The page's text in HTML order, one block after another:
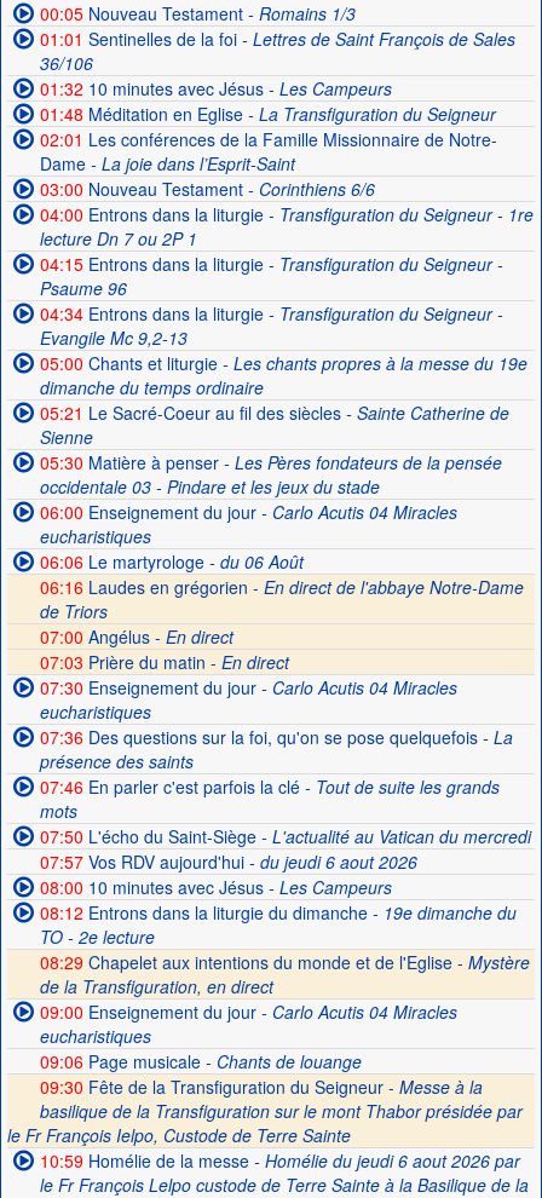
00:05Nouveau Testament- Romains 1/3
01:01 Sentinelles de la foi- Lettres de Saint François de Sales
36/106
01:32 10 minutes avec Jésus- Les Campeurs
01:48 Méditation en Eglise- La Transfiguration du Seigneur
02:01 Les conférences de la Famille Missionnaire de Notre-
Dame- La joie dans l’Esprit-Saint
03:00 Nouveau Testament- Corinthiens 6/6
04:00 Entrons dans la liturgie- Transfiguration du Seigneur - 1re
lecture Dn 7 ou 2P 1
04:15Entrons dans la liturgie- Transfiguration du Seigneur -
Psaume 96
04:34Entrons dans la liturgie- Transfiguration du Seigneur -
Evangile Mc 9,2-13
05:00 Chants et liturgie- Les chants propres à la messe du 19e
dimanche du temps ordinaire
05:21 Le Sacré-Coeur au fil des siècles- Sainte Catherine de
Sienne
05:30 Matière à penser- Les Pères fondateurs de la pensée
occidentale 03 - Pindare et les jeux du stade
06:00 Enseignement du jour- Carlo Acutis 04 Miracles
eucharistiques
06:06Le martyrologe- du 06 Août
06:16 Laudes en grégorien - En direct de l'abbaye Notre-Dame
de Triors
07:00 Angélus - En direct
07:03 Prière du matin - En direct
07:30 Enseignement du jour- Carlo Acutis 04 Miracles
eucharistiques
07:36Des questions sur la foi, qu'on se pose quelquefois- La
présence des saints
07:46En parler c'est parfois la clé- Tout de suite les grands
mots
07:50 L'écho du Saint-Siège- L'actualité au Vatican du mercredi
07:57Vos RDV aujourd'hui- du jeudi 6 aout 2026
08:00 10 minutes avec Jésus- Les Campeurs
08:12 Entrons dans la liturgie du dimanche- 19e dimanche du
TO - 2e lecture
08:29 Chapelet aux intentions du monde et de l'Eglise - Mystère
de la Transfiguration, en direct
09:00 Enseignement du jour- Carlo Acutis 04 Miracles
eucharistiques
09:06Page musicale- Chants de louange
09:30 Fête de la Transfiguration du Seigneur - Messe à la
basilique de la Transfiguration sur le mont Thabor présidée par
le Fr François Ielpo, Custode de Terre Sainte
10:59Homélie de la messe- Homélie du jeudi 6 aout 2026 par
le Fr François Lelpo custode de Terre Sainte à la Basilique de la